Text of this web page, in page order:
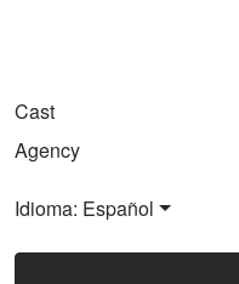
Cast
Agency
Idioma: Español